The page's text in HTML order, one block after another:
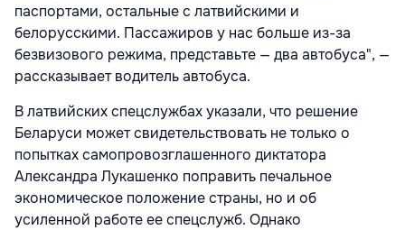
паспортами, остальные с латвийскими и
белорусскими. Пассажиров у нас больше из-за
безвизового режима, представьте — два автобуса", —
рассказывает водитель автобуса.
В латвийских спецслужбах указали, что решение
Беларуси может свидетельствовать не только о
попытках самопровозглашенного диктатора
Александра Лукашенко поправить печальное
экономическое положение страны, но и об
усиленной работе ее спецслужб. Однако